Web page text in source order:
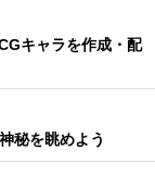
キャラを作成・配
秘を眺めよう